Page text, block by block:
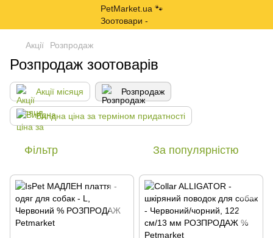
Акції Розпродаж
Розпродаж зоотоварів
Акції місяця Розпродаж
Вигідна ціна за терміном придатності
Фільтр За популярністю